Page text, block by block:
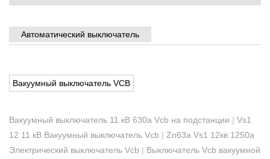
Автоматический выключатель
Вакуумный выключатель VCB
Вакуумный выключатель 11 кВ 630a Vcb на подстанции | Vs1
12 11 кВ Вакуумный выключатель Vcb | Zn63a Vs1 12кв 1250a
Электрический выключатель Vcb | Выключатель Vcb вакуумной